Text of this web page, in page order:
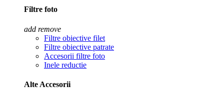
Filtre foto
add remove
Filtre obiective filet
Filtre obiective patrate
Accesorii filtre foto
Inele reductie
Alte Accesorii